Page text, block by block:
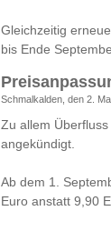
Gleichzeitig
bis Ende
Schmalkalden, den 2.
Zu allem
angekündigt.
Ab dem 1.
Euro anstatt 9,90